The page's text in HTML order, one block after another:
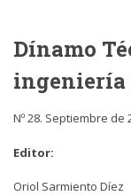
Dínamo
ingeniería
Nº 28. Septiembre de
Editor:
Oriol Sarmiento Díez